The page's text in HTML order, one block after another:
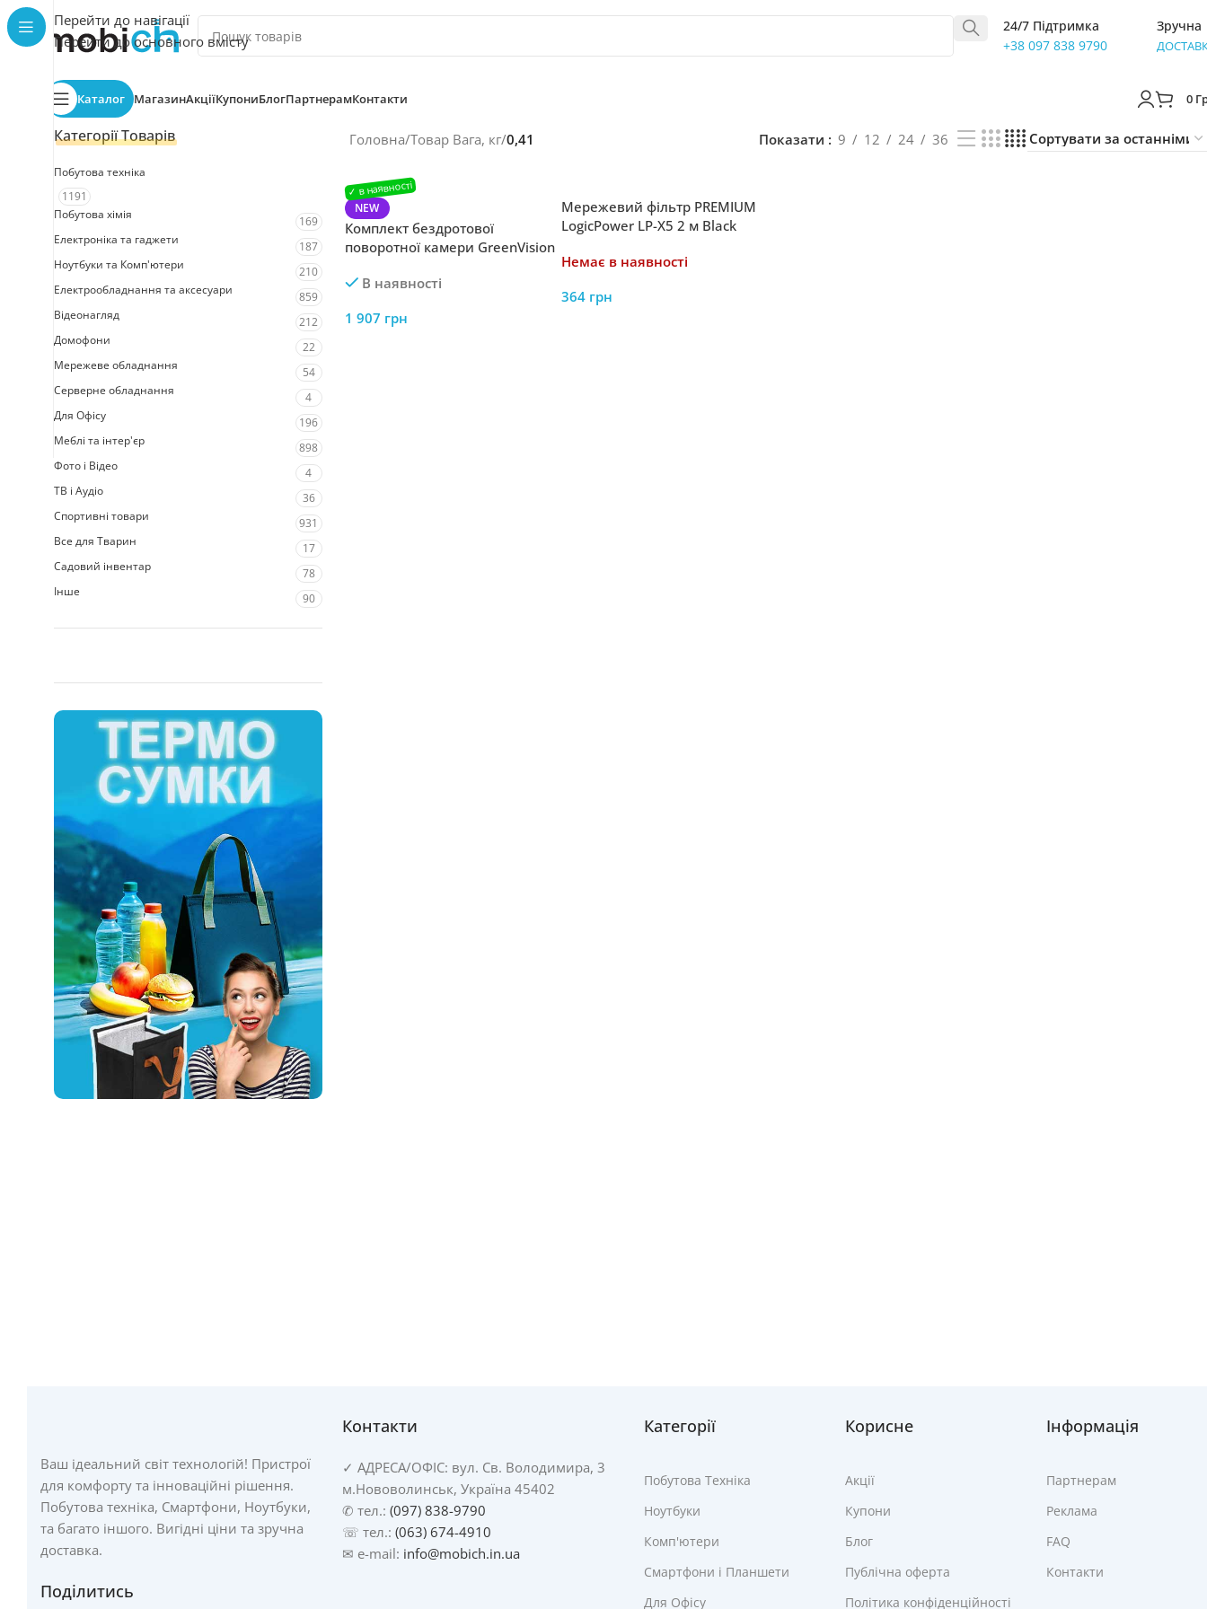
Перейти до навігації
Перейти до основного вмісту
24/7 Підтримка
+38 097 838 9790
Зручна
Каталог МагазинАкціїКупониБлогПартнерамКонтакти 0
Категорії Товарів
Побутова техніка
1191
Побутова хімія
169
Електроніка та гаджети
187
Ноутбуки та Комп'ютери
210
Електрообладнання та аксесуари
859
Відеонагляд
212
Домофони
22
Мережеве обладнання
54
Серверне обладнання
4
Для Офісу
196
Меблі та інтер'єр
898
Фото і Відео
4
ТВ і Аудіо
36
Спортивні товари
931
Все для Тварин
17
Садовий інвентар
78
Інше
90
Головна/Товар Вага, кг/0,41 Показати 9 12 24 36
NEW
Комплект бездротової
поворотної камери GreenVision
блоком живлення
В наявності
1 907 грн
Мережевий фільтр PREMIUM
LogicPower LP-X5 2 м Black
Немає в наявності
364 грн
Ваш ідеальний світ технологій! Пристрої
для комфорту та інноваційні рішення.
Побутова техніка, Смартфони, Ноутбуки,
та багато іншого. Вигідні ціни та зручна
доставка.
Поділитись
Контакти
✓ АДРЕСА/ОФІС: вул. Св. Володимира, 3
м.Нововолинськ, Україна 45402
✆ тел.: (097) 838-9790
☏ тел.: (063) 674-4910
✉ e-mail: info@mobich.in.ua
Категорії
Побутова Техніка
Ноутбуки
Комп'ютери
Смартфони і Планшети
Для Офісу
Корисне
Акції
Купони
Блог
Публічна оферта
Політика конфіденційності
Інформація
Партнерам
Реклама
FAQ
Контакти